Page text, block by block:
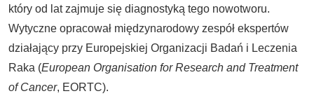
który od lat zajmuje się diagnostyką tego nowotworu.
Wytyczne opracował międzynarodowy zespół ekspertów
działający przy Europejskiej Organizacji Badań i Leczenia
Raka (European Organisation for Research and Treatment
of Cancer, EORTC).